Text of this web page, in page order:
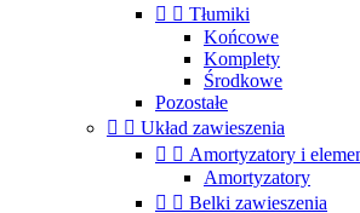
  Tłumiki
Końcowe
Komplety
Środkowe
Pozostałe
  Układ zawieszenia
  Amortyzatory i
Amortyzatory
  Belki zawieszenia